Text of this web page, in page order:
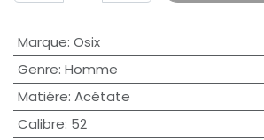
Marque: Osix
Genre: Homme
Matiére: Acétate
Calibre: 52